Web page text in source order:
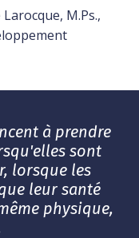
M.Ps.,
à prendre
sont
, lorsque les
leur santé
physique,